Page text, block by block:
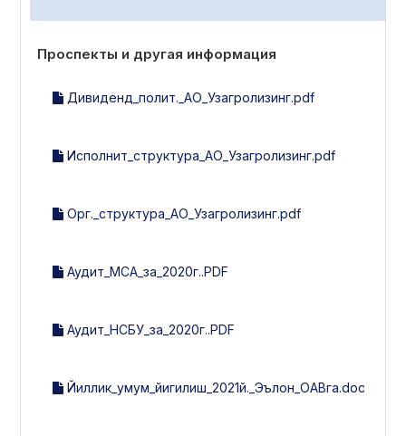
Проспекты и другая информация
Дивиденд_полит._АО_Узагролизинг.pdf
Исполнит_структура_АО_Узагролизинг.pdf
Орг._структура_АО_Узагролизинг.pdf
Аудит_МСА_за_2020г..PDF
Аудит_НСБУ_за_2020г..PDF
Йиллик_умум_йигилиш_2021й._Эълон_ОАВга.doc